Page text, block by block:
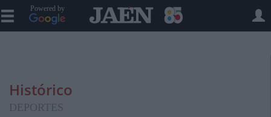
Powered by
Histórico
DEPORTES